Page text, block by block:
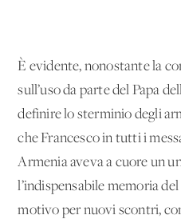
È evidente, nonostante la
sull’uso da parte del Papa
definire lo sterminio degli
che Francesco in tutti i
Armenia aveva a cuore un
l’indispensabile memoria
motivo per nuovi scontri,